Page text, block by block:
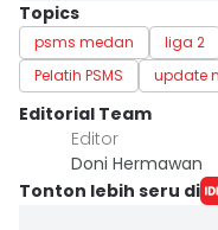
Topics
psms medan liga 2
Pelatih PSMS
update
Editorial Team
Editor
Doni Hermawan
Tonton lebih seru di